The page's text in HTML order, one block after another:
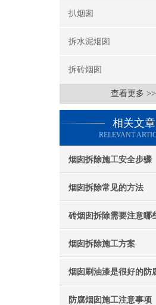
扒烟囱
拆水泥烟囱
拆砖烟囱
查看更多 >>
相关文章
RELEVANT
烟囱拆除施工安全步骤
烟囱拆除常见的方法
烟囱拆除施工方案
烟囱刷油漆是很好的防
防腐烟囱施工注意事项